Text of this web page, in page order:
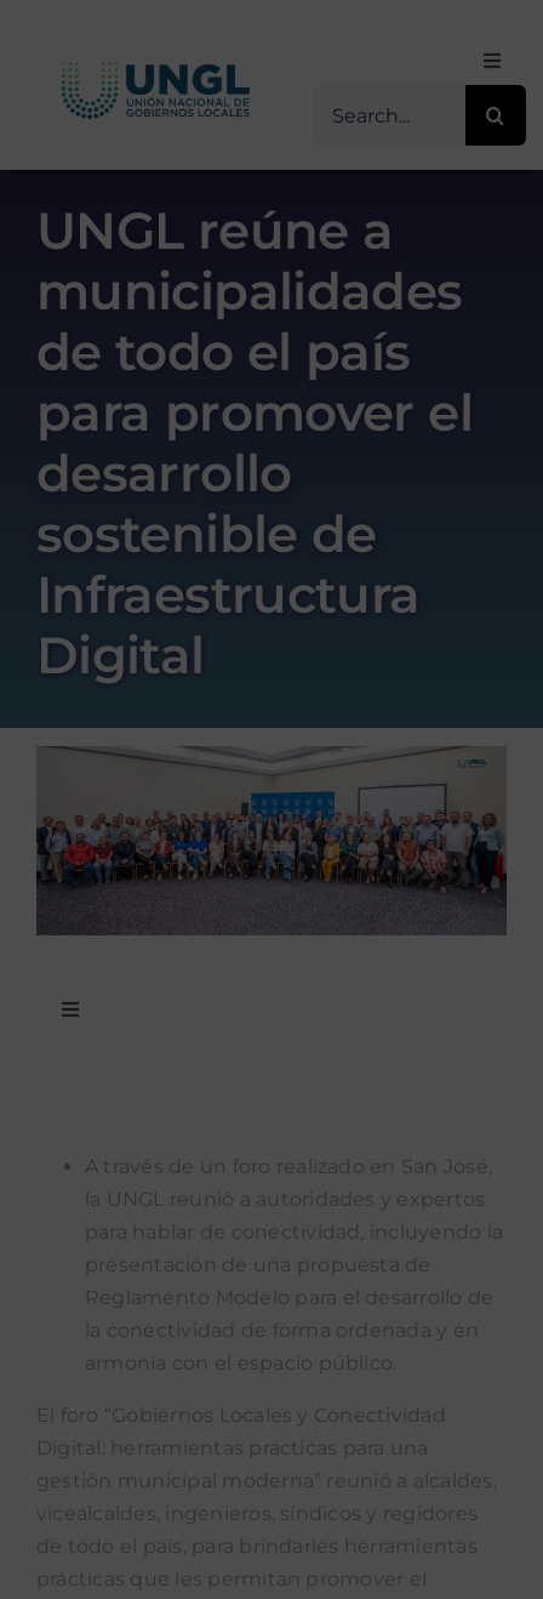
content
Inicio
Transparencia
Servicios / Programas
Comunicación
Contacto
UNGL reúne a
municipalidades
de todo el país
para promover el
desarrollo
sostenible de
Infraestructura
Digital
Toggle
Boletin Accion Municipal
Podcast “Qué Dicen Las Munis”
A través de un foro realizado en San José,
la UNGL reunió a autoridades y expertos
para hablar de conectividad, incluyendo la
presentación de una propuesta de
Reglamento Modelo para el desarrollo de
la conectividad de forma ordenada y en
armonía con el espacio público.
El foro “Gobiernos Locales y Conectividad
Digital: herramientas prácticas para una
gestión municipal moderna” reunió a alcaldes,
vicealcaldes, ingenieros, síndicos y regidores
de todo el país, para brindarles herramientas
prácticas que les permitan promover el